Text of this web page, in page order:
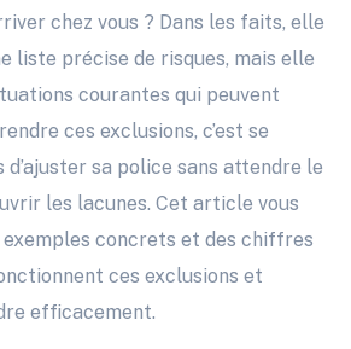
chez vous ? Dans les faits, elle
liste précise de risques, mais elle
courantes qui peuvent
ces exclusions, c’est se
d’ajuster sa police sans attendre le
les lacunes. Cet article vous
exemples concrets et des chiffres
ces exclusions et
efficacement.